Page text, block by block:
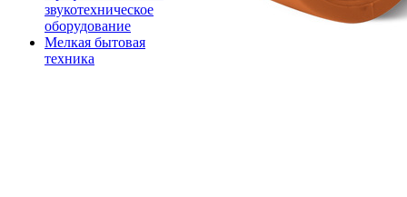
звукотехническое
оборудование
Мелкая бытовая
техника